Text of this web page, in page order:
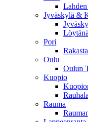
Jyväskylä &
Pori
Oulu
Oulun
Kuopio
Rauma